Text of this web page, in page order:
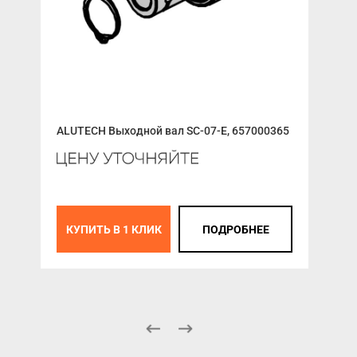
ALUTECH Выходной вал SC-07-E, 657000365
КУПИТЬ В 1 КЛИК ПОДРОБНЕЕ